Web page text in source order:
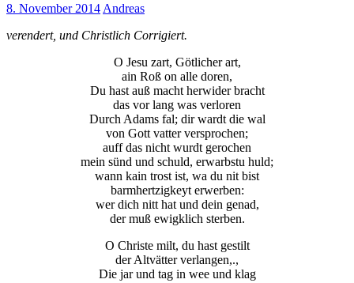
8. November 2014 Andreas
verendert, und Christlich Corrigiert.
O Jesu zart, Götlicher art,
ain Roß on alle doren,
Du hast auß macht herwider bracht
das vor lang was verloren
Durch Adams fal; dir wardt die wal
von Gott vatter versprochen;
auff das nicht wurdt gerochen
mein sünd und schuld, erwarbstu huld;
wann kain trost ist, wa du nit bist
barmhertzigkeyt erwerben:
wer dich nitt hat und dein genad,
der muß ewigklich sterben.
O Christe milt, du hast gestilt
der Altvätter verlangen,.,
Die jar und tag in wee und klag